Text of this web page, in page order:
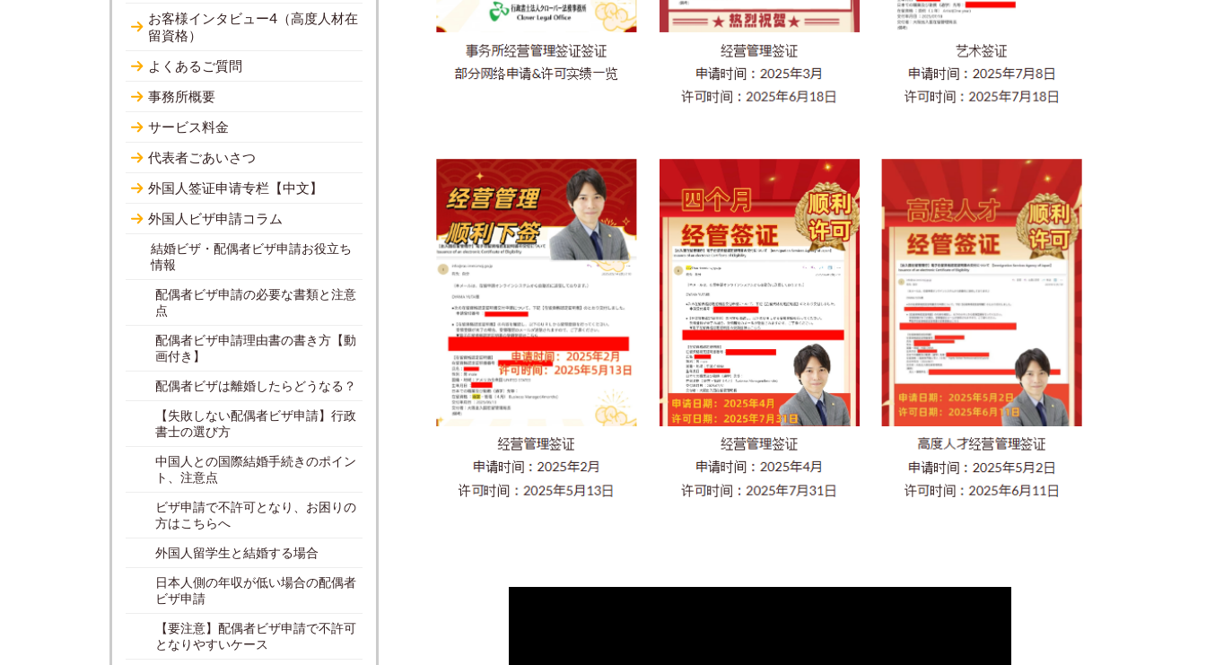
お客様インタビュー4（高度人材在
留資格）
よくあるご質問
事務所概要
サービス料金
代表者ごあいさつ
外国人签证申请专栏【中文】
外国人ビザ申請コラム
結婚ビザ・配偶者ビザ申請お役立ち
情報
配偶者ビザ申請の必要な書類と注意
点
配偶者ビザ申請理由書の書き方【動
画付き】
配偶者ビザは離婚したらどうなる？
【失敗しない配偶者ビザ申請】行政
書士の選び方
中国人との国際結婚手続きのポイン
ト、注意点
ビザ申請で不許可となり、お困りの
方はこちらへ
外国人留学生と結婚する場合
日本人側の年収が低い場合の配偶者
ビザ申請
【要注意】配偶者ビザ申請で不許可
となりやすいケース